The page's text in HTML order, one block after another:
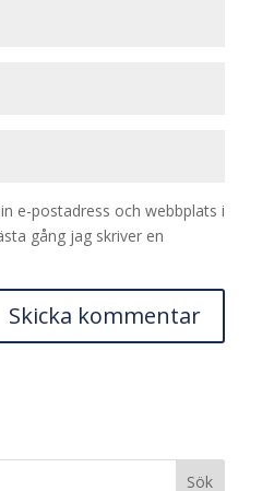
e-postadress och webbplats i
gång jag skriver en